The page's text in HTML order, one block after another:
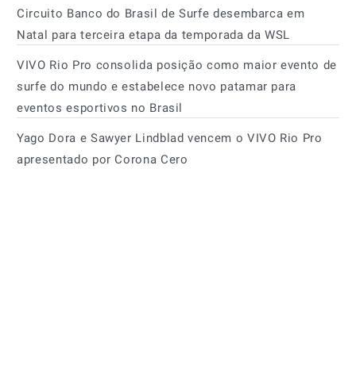
Circuito Banco do Brasil de Surfe desembarca em
Natal para terceira etapa da temporada da WSL
VIVO Rio Pro consolida posição como maior evento de
surfe do mundo e estabelece novo patamar para
eventos esportivos no Brasil
Yago Dora e Sawyer Lindblad vencem o VIVO Rio Pro
apresentado por Corona Cero